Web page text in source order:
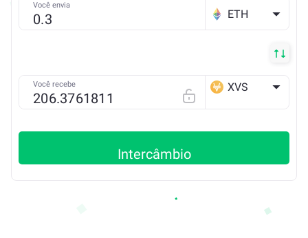
Você envia
ETH
Você recebe XVS
Intercâmbio